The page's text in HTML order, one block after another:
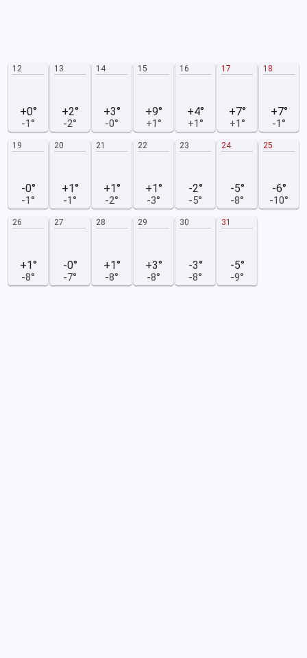
12
+0°
-1°
13
+2°
-2°
14
+3°
-0°
15
+9°
+1°
16
+4°
+1°
17
+7°
+1°
18
+7°
-1°
19
-0°
-1°
20
+1°
-1°
21
+1°
-2°
22
+1°
-3°
23
-2°
-5°
24
-5°
-8°
25
-6°
-10°
26
+1°
-8°
27
-0°
-7°
28
+1°
-8°
29
+3°
-8°
30
-3°
-8°
31
-5°
-9°